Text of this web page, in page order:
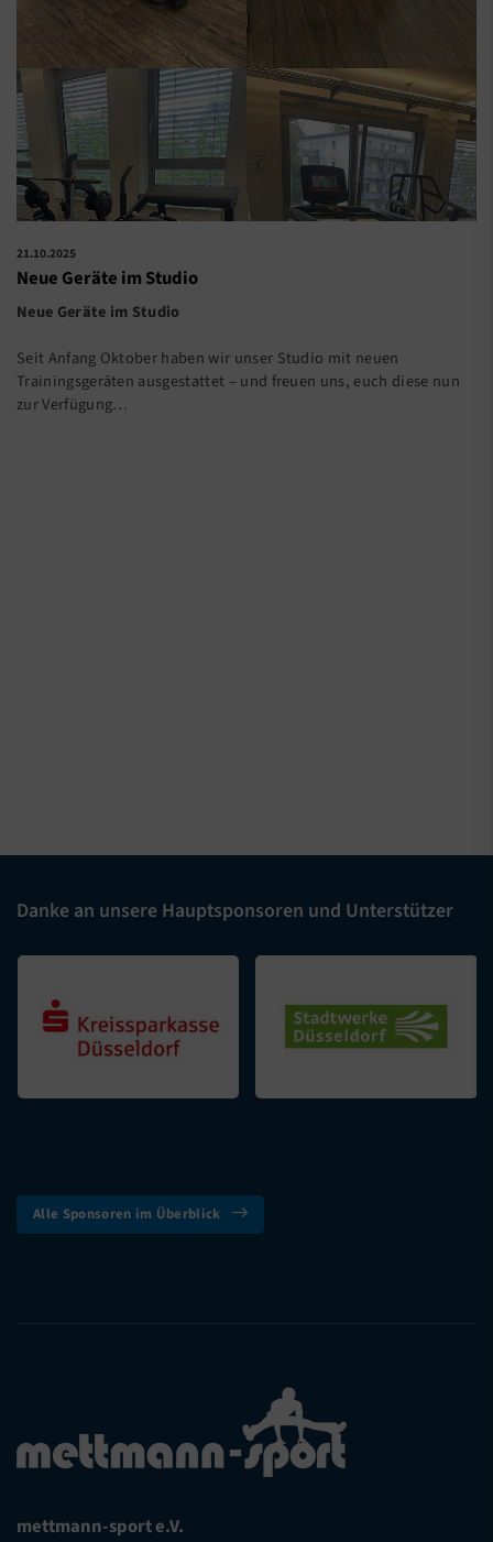
21.10.2025
Neue Geräte im Studio
Neue Geräte im Studio
Seit Anfang Oktober haben wir unser Studio mit neuen
Trainingsgeräten ausgestattet – und freuen uns, euch diese nun
zur Verfügung…
Danke an unsere Hauptsponsoren und Unterstützer
Alle Sponsoren im Überblick
mettmann-sport e.V.